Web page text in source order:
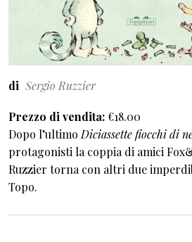
di Sergio Ruzzier
Prezzo di vendita €18.00
Dopo l’ultimo Diciassette fiocchi di
protagonisti la coppia di amici
Ruzzier torna con altri due
Topo.